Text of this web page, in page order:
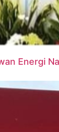
Energi